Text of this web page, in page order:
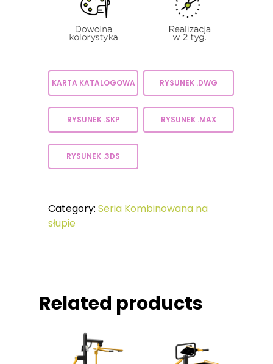
KARTA KATALOGOWA RYSUNEK .DWG
RYSUNEK .SKP RYSUNEK .MAX
RYSUNEK .3DS
Category: Seria Kombinowana na
słupie
Related products